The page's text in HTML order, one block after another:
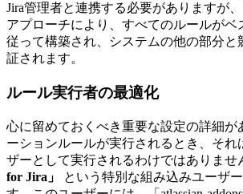
Jira管理者と連携する必要がありますが
アプローチにより、すべてのルールがベ
従って構築され、システムの他の部分と
証されます。
ルール実行者の最適化
心に留めておくべき重要な設定の詳細が
ーションルールが実行されるとき、それ
ザーとして実行されるわけではありませ
for Jira」
という特別な組み込みユーザ